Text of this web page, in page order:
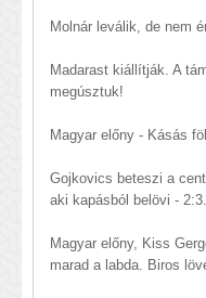
Molnár leválik, de nem
Madarast kiállítják. A
megúsztuk!
Magyar előny - Kásás
Gojkovics beteszi a
aki kapásból belövi - 2:3.
Magyar előny, Kiss
marad a labda. Biros